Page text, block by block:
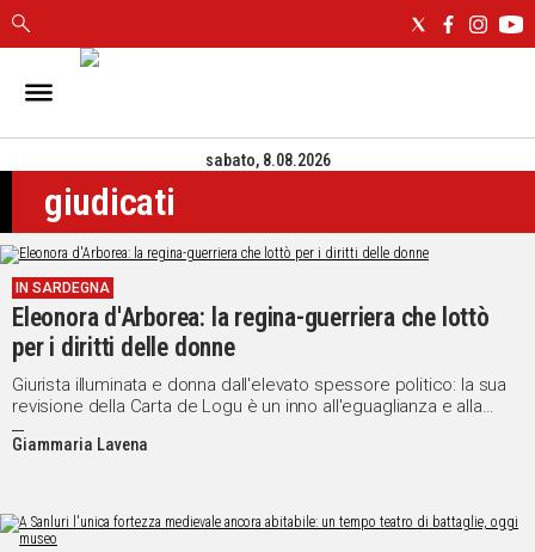
IN
CAGLIARI
SASSARI
NUORO
ORISTANO
SULCIS
GALLURA
OGLIASTRA
MEDIO
CAMPIDANO
POLITICA
sabato, 8.08.2026
giudicati
IN SARDEGNA
Eleonora d'Arborea: la regina-guerriera che lottò
per i diritti delle donne
Giurista illuminata e donna dall'elevato spessore politico: la sua
revisione della Carta de Logu è un inno all'eguaglianza e alla
tutela del popolo e delle donne
Giammaria Lavena